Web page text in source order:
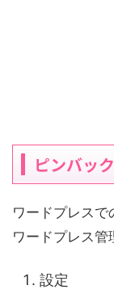
ピンバッ
ワードプレスで
ワードプレス管
設定